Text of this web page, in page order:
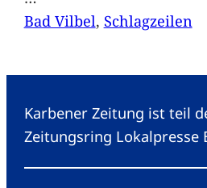
Bad Vilbel, Schlagzeilen
Karbener Zeitung ist teil
Zeitungsring Lokalpresse